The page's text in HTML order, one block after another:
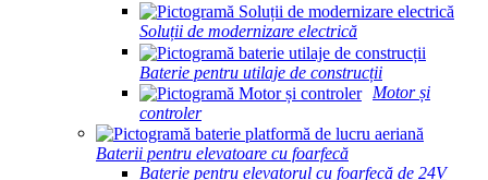
Soluții de modernizare electrică
Baterie pentru utilaje de construcții
Motor și
controler
Baterii pentru elevatoare cu foarfecă
Baterie pentru elevatorul cu foarfecă de 24V